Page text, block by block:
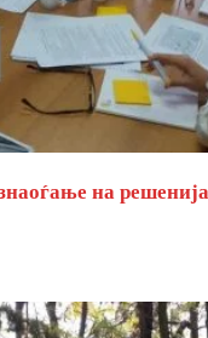
на